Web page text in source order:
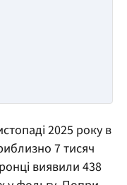
2025 року в
7 тисяч
виявили 438